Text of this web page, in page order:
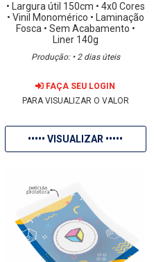
• Largura útil 150cm • 4x0 Cores
• Vinil Monomérico • Laminação
Fosca • Sem Acabamento •
Liner 140g
Produção: • 2 dias úteis
FAÇA SEU LOGIN
PARA VISUALIZAR O VALOR
••••• VISUALIZAR •••••